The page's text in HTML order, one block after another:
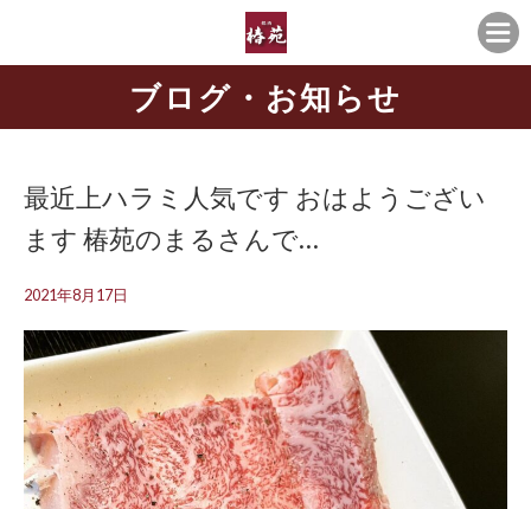
ブログ・お知らせ
最近上ハラミ人気です おはようござい
ます️ 椿苑のまるさんで…
2021年8月17日